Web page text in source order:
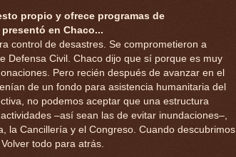
propio y ofrece programas de
en Chaco...
control de desastres. Se comprometieron a
Defensa Civil. Chaco dijo que sí porque es muy
Pero recién después de avanzar en el
de un fondo para asistencia humanitaria del
no podemos aceptar que una estructura
–así sean las de evitar inundaciones–,
la Cancillería y el Congreso. Cuando descubrimos
todo para atrás.